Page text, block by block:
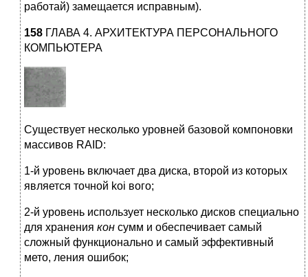
работай) замещается исправным).
158 ГЛАВА 4. АРХИТЕКТУРА ПЕРСОНАЛЬНОГО
КОМПЬЮТЕРА
Существует несколько уровней базовой компоновки
массивов RAID:
1-й уровень включает два диска, второй из которых
является точной koi вого;
2-й уровень использует несколько дисков специально
для хранения кон сумм и обеспечивает самый
сложный функционально и самый эффективный
мето, ления ошибок;